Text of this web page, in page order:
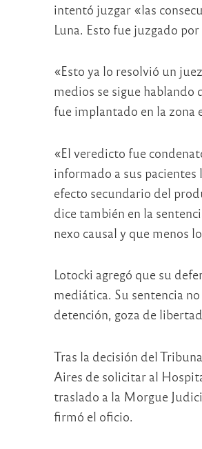
intentó juzgar «las
Luna. Esto fue juzgado
«Esto ya lo resolvió un
medios se sigue
fue implantado en la zona
«El veredicto fue
informado a sus
efecto secundario del
dice también en la
nexo causal y que menos
Lotocki agregó que su
mediática. Su sentencia
detención, goza de
Tras la decisión del
Aires de solicitar al
traslado a la Morgue
firmó el oficio.